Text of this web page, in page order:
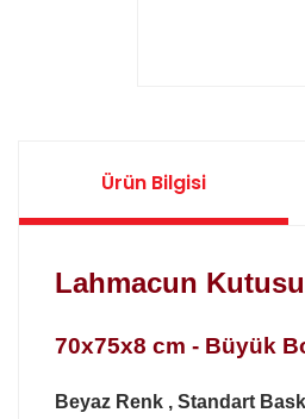
Ürün Bilgisi
Lahmacun Kutusu
70x75x8 cm - Büyük
Beyaz Renk , Standart